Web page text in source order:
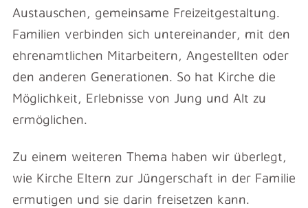
Austauschen, gemeinsame Freizeitgestaltung.
Familien verbinden sich untereinander, mit den
ehrenamtlichen Mitarbeitern, Angestellten oder
den anderen Generationen. So hat Kirche die
Möglichkeit, Erlebnisse von Jung und Alt zu
ermöglichen.
Zu einem weiteren Thema haben wir überlegt,
wie Kirche Eltern zur Jüngerschaft in der Familie
ermutigen und sie darin freisetzen kann.